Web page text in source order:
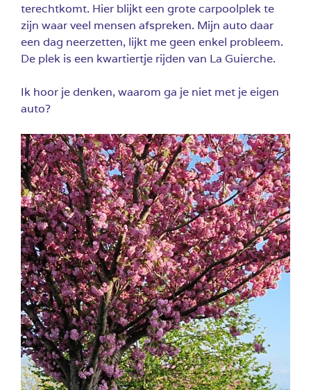
terechtkomt. Hier blijkt een grote carpoolplek te
zijn waar veel mensen afspreken. Mijn auto daar
een dag neerzetten, lijkt me geen enkel probleem.
De plek is een kwartiertje rijden van La Guierche.
Ik hoor je denken, waarom ga je niet met je eigen
auto?